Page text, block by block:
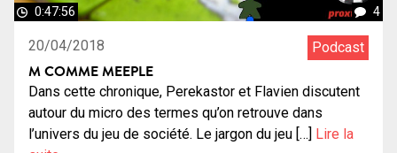
0:47:56 4
20/04/2018 Podcast
M COMME MEEPLE
Dans cette chronique, Perekastor et Flavien discutent
autour du micro des termes qu’on retrouve dans
l’univers du jeu de société. Le jargon du jeu […] Lire la